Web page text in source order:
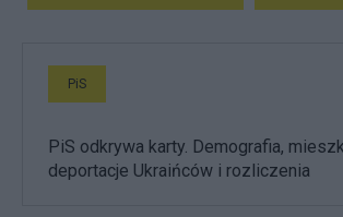
PiS
PiS odkrywa karty. Demografia,
deportacje Ukraińców i rozliczenia